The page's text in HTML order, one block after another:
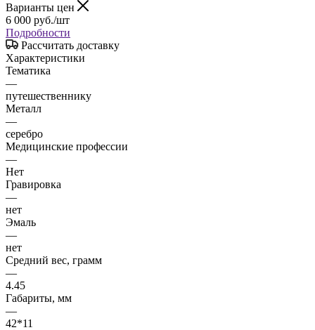
Варианты цен
6 000 руб./шт
Подробности
Рассчитать доставку
Характеристики
Тематика
—
путешественнику
Металл
—
серебро
Медицинские профессии
—
Нет
Гравировка
—
нет
Эмаль
—
нет
Средний вес, грамм
—
4.45
Габариты, мм
—
42*11